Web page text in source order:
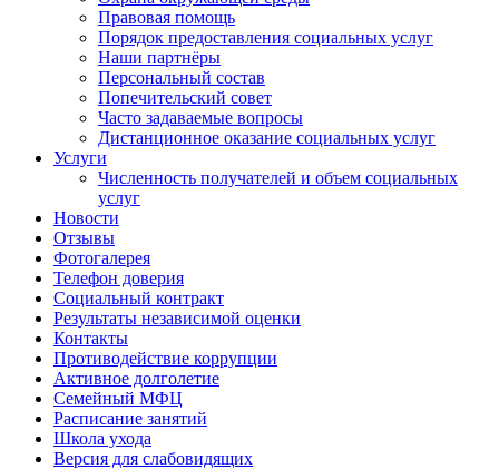
Правовая помощь
Порядок предоставления социальных услуг
Наши партнёры
Персональный состав
Попечительский совет
Часто задаваемые вопросы
Дистанционное оказание социальных услуг
Услуги
Численность получателей и объем социальных
услуг
Новости
Отзывы
Фотогалерея
Телефон доверия
Социальный контракт
Результаты независимой оценки
Контакты
Противодействие коррупции
Активное долголетие
Семейный МФЦ
Расписание занятий
Школа ухода
Версия для слабовидящих